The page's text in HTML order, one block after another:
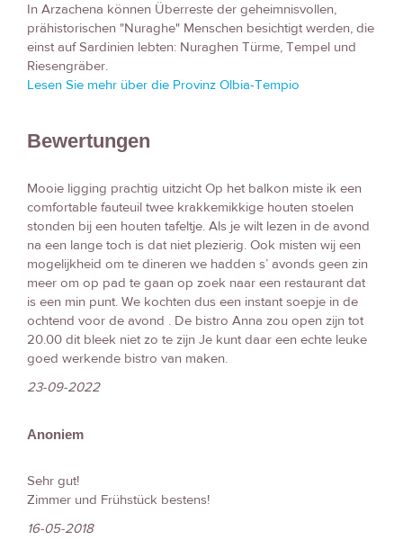
In Arzachena können Überreste der geheimnisvollen,
prähistorischen "Nuraghe" Menschen besichtigt werden, die
einst auf Sardinien lebten: Nuraghen Türme, Tempel und
Riesengräber.
Lesen Sie mehr über die Provinz Olbia-Tempio
Bewertungen
Mooie ligging prachtig uitzicht Op het balkon miste ik een
comfortable fauteuil twee krakkemikkige houten stoelen
stonden bij een houten tafeltje. Als je wilt lezen in de avond
na een lange toch is dat niet plezierig. Ook misten wij een
mogelijkheid om te dineren we hadden s’ avonds geen zin
meer om op pad te gaan op zoek naar een restaurant dat
is een min punt. We kochten dus een instant soepje in de
ochtend voor de avond . De bistro Anna zou open zijn tot
20.00 dit bleek niet zo te zijn Je kunt daar een echte leuke
goed werkende bistro van maken.
23-09-2022
Anoniem
Sehr gut!
Zimmer und Frühstück bestens!
16-05-2018